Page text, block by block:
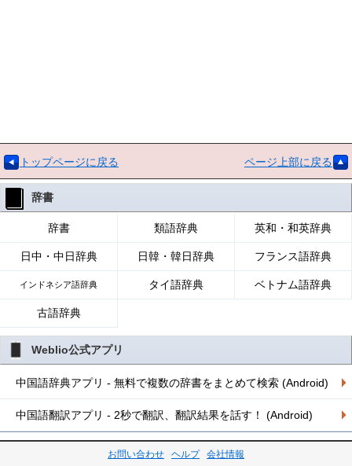
トップページに戻る ページ上部に戻る
辞書
辞書 類語辞典 英和・和英辞典
日中・中日辞典 日韓・韓日辞典 フランス語辞典
インドネシア語辞典 タイ語辞典 ベトナム語辞典
古語辞典
Weblio公式アプリ
中国語辞典アプリ - 無料で複数の辞書をまとめて検索 (Android)
中国語翻訳アプリ - 2秒で翻訳、翻訳結果を話す！ (Android)
お問い合わせ ヘルプ 会社情報